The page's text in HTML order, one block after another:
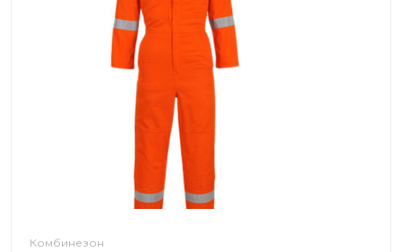
Комбинезон